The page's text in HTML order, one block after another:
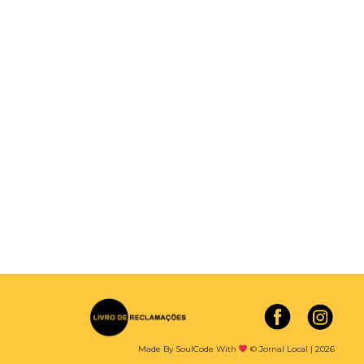
Made By SoulCode With © Jornal Local | 2026